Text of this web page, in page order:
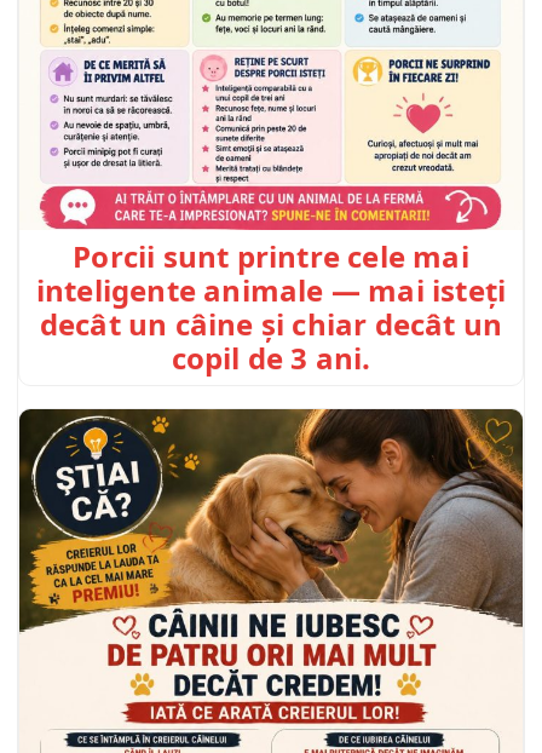
Porcii sunt printre cele mai
inteligente animale — mai isteți
decât un câine și chiar decât un
copil de 3 ani.